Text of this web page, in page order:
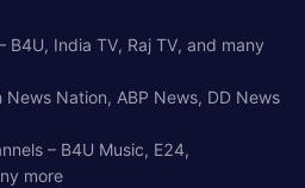
B4U, India TV, Raj TV, and many
News Nation, ABP News, DD News
– B4U Music, E24,
more